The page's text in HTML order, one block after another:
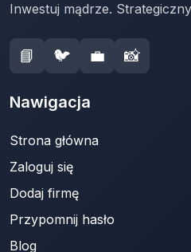
Inwestuj mądrze.
📘 🐦 💼 📸
Nawigacja
Strona główna
Zaloguj się
Dodaj firmę
Przypomnij hasło
Blog